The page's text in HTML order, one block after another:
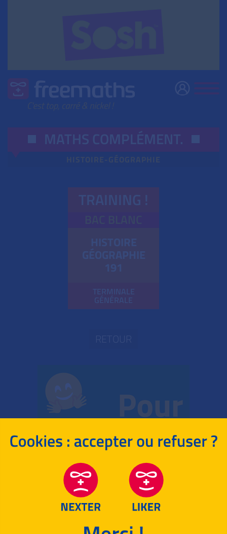
MATHS COMPLÉMENT.
TRAINING !
HISTOIRE
GÉOGRAPHIE
191
TERMINALE
GÉNÉRALE